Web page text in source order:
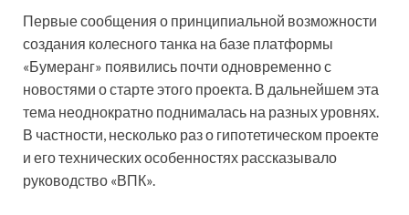
Первые сообщения о принципиальной возможности
создания колесного танка на базе платформы
«Бумеранг» появились почти одновременно с
новостями о старте этого проекта. В дальнейшем эта
тема неоднократно поднималась на разных уровнях.
В частности, несколько раз о гипотетическом проекте
и его технических особенностях рассказывало
руководство «ВПК».